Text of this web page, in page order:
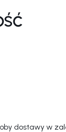
dostawy w